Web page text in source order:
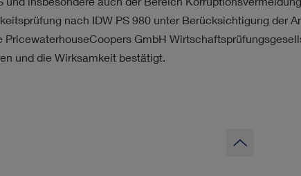
nach IDW PS 980 unter Berücksichtigung der
PricewaterhouseCoopers GmbH
und die Wirksamkeit bestätigt.